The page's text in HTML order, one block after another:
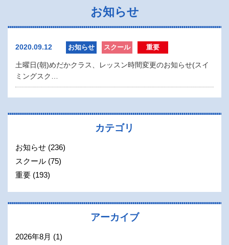
お知らせ
2020.09.12 お知らせ スクール 重要
土曜日(朝)めだかクラス、レッスン時間変更のお知らせ(スイ
ミングスク…
カテゴリ
お知らせ (236)
スクール (75)
重要 (193)
アーカイブ
2026年8月 (1)